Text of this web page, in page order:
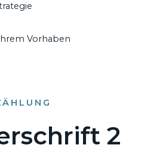
Vorhaben
2